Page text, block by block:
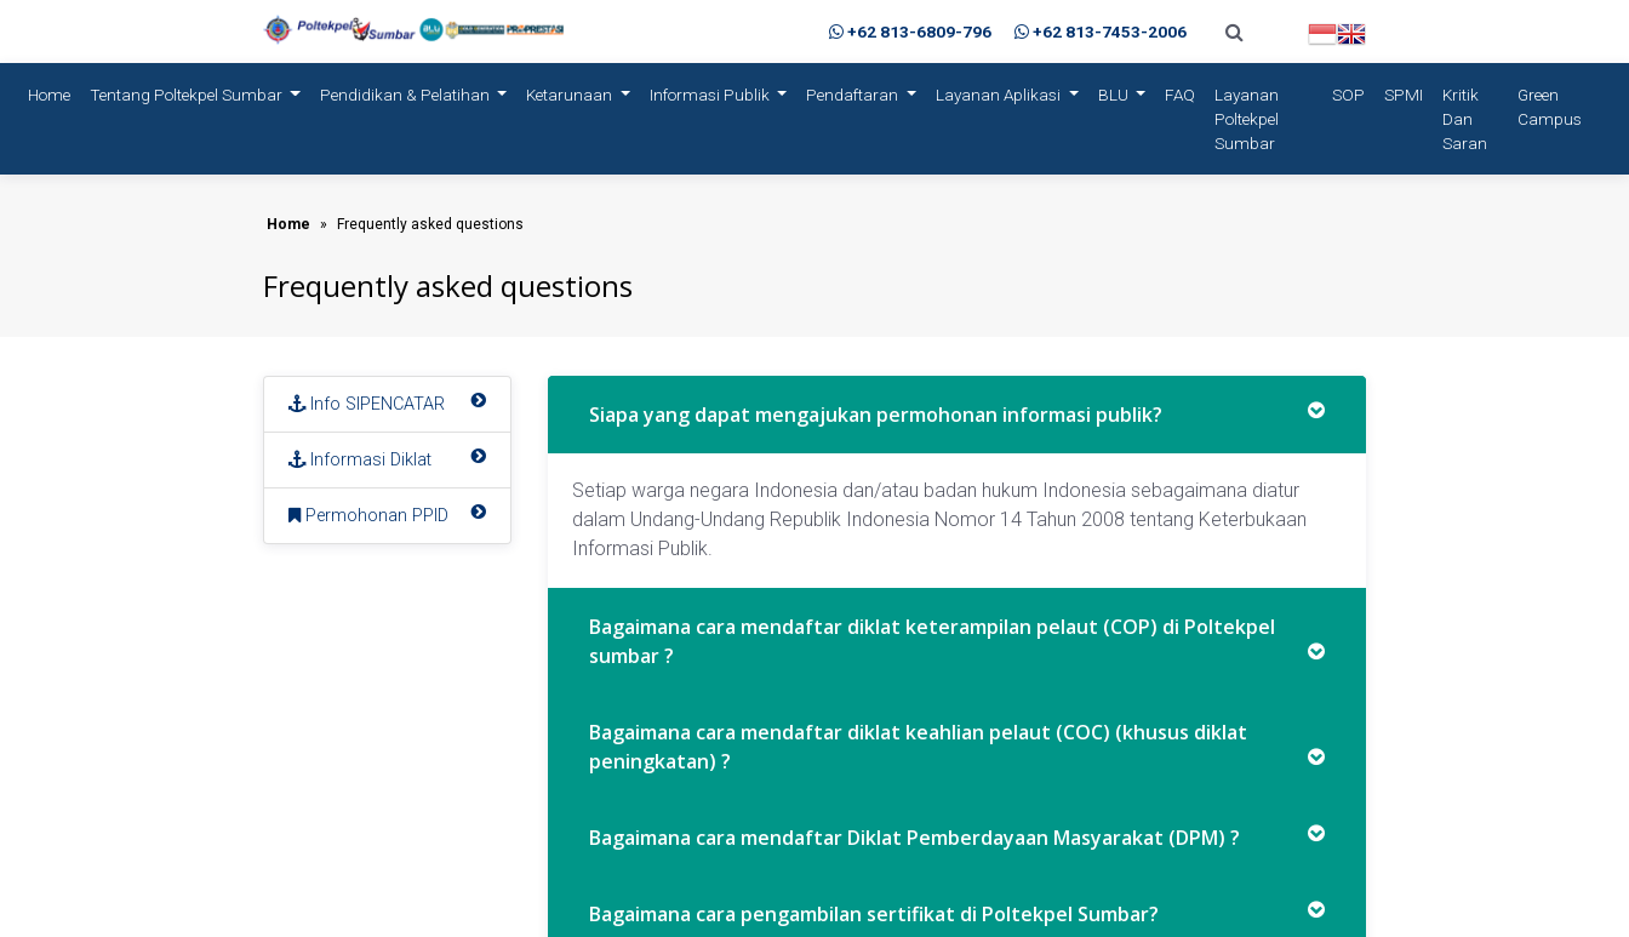
+62 813-6809-796 +62 813-7453-2006
Home(current)
Tentang Poltekpel Sumbar Pendidikan & Pelatihan Ketarunaan Informasi Publik Pendaftaran Layanan Aplikasi BLU FAQ
Layanan
Poltekpel
Sumbar
SOP SPMI
Kritik
Dan
Saran
Green
Campus
Home Frequently asked questions
Frequently asked questions
Info SIPENCATAR
Informasi Diklat
Permohonan PPID
Siapa yang dapat mengajukan permohonan informasi publik?
Setiap warga negara Indonesia dan/atau badan hukum Indonesia sebagaimana diatur
dalam Undang-Undang Republik Indonesia Nomor 14 Tahun 2008 tentang Keterbukaan
Informasi Publik.
Bagaimana cara mendaftar diklat keterampilan pelaut (COP) di Poltekpel
sumbar ?
Bagaimana cara mendaftar diklat keahlian pelaut (COC) (khusus diklat
peningkatan) ?
Bagaimana cara mendaftar Diklat Pemberdayaan Masyarakat (DPM) ?
Bagaimana cara pengambilan sertifikat di Poltekpel Sumbar?